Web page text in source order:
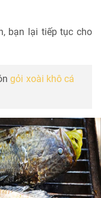
bạn lại tiếp tục cho
gỏi xoài khô cá